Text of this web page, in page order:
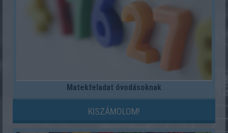
Matekfeladat óvodásoknak
KISZÁMOLOM!